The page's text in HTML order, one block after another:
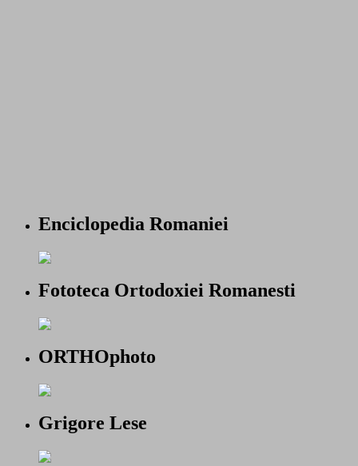
Enciclopedia Romaniei
Fototeca Ortodoxiei Romanesti
ORTHOphoto
Grigore Lese